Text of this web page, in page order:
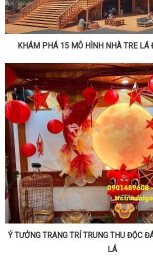
KHÁM PHÁ 15 MÔ HÌNH NHÀ TRE LÁ
Ý TƯỞNG TRANG TRÍ TRUNG THU ĐỘC
LÁ